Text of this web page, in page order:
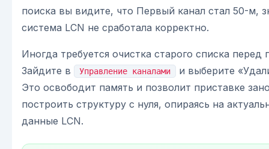
поиска вы видите, что Первый канал стал 50-м,
система LCN не сработала корректно.
Иногда требуется очистка старого списка перед
Зайдите в
Управление каналами
и выберите
Это освободит память и позволит приставке
построить структуру с нуля, опираясь на
данные LCN.